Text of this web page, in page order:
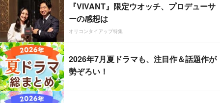
『VIVANT』限定ウオッチ、プロデューサ
ーの感想は
オリコンタイアップ特集
2026年7月夏ドラマも、注目作＆話題作が
勢ぞろい！